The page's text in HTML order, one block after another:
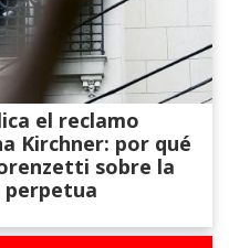
el reclamo
Kirchner: por qué
sobre la